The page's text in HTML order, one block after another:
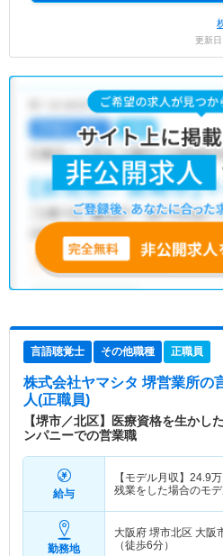
更新
言語聴覚士 その他職種 正職員
株式会社ヤマシタ 堺営業所の
人(正職員)
【堺市／北区】医療資格を生かし
ンパニーでの営業職
給与
【モデル月収】 24.9
残業をした場合のモデ
例
勤務地
大阪府 堺市北区 大阪
（徒歩6分）